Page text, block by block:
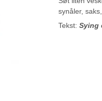
synåler,
Tekst:Sying